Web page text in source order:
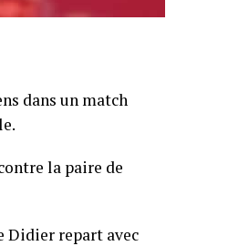
dans un match
la paire de
Didier repart avec